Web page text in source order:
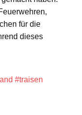
für die
dieses
#traisen